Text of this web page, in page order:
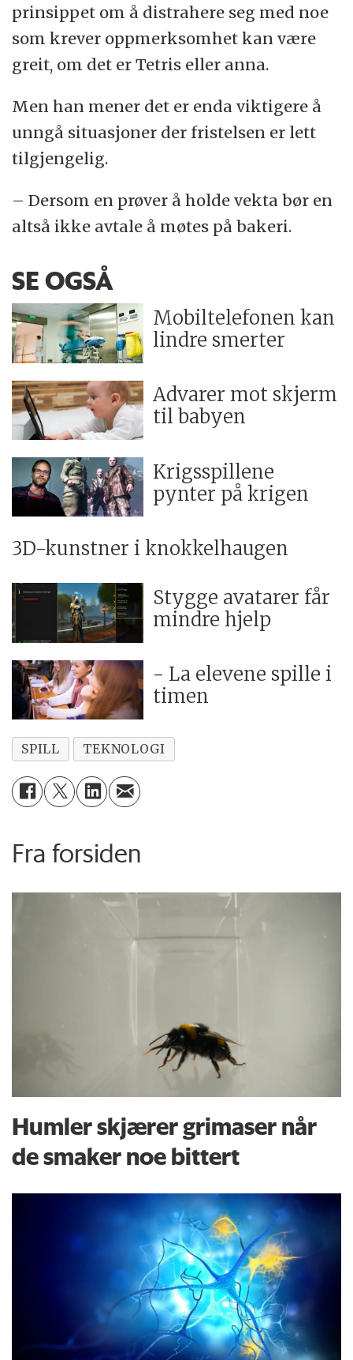
prinsippet om å distrahere seg med noe
som krever oppmerksomhet kan være
greit, om det er Tetris eller anna.
Men han mener det er enda viktigere å
unngå situasjoner der fristelsen er lett
tilgjengelig.
– Dersom en prøver å holde vekta bør en
altså ikke avtale å møtes på bakeri.
SE OGSÅ
Mobiltelefonen kan
lindre smerter
Advarer mot skjerm
til babyen
Krigsspillene
pynter på krigen
3D-kunstner i knokkelhaugen
Stygge avatarer får
mindre hjelp
- La elevene spille i
timen
SPILL TEKNOLOGI
Fra forsiden
Humler skjærer grimaser når
de smaker noe bittert